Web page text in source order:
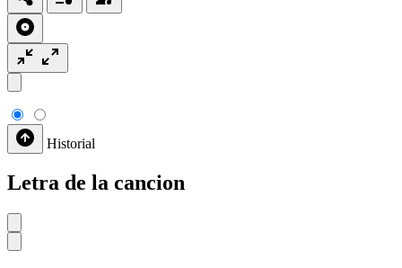
Historial
Letra de la cancion